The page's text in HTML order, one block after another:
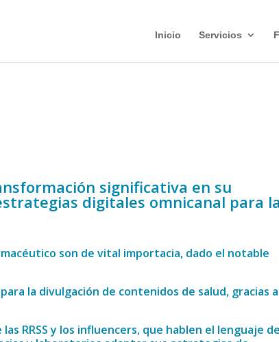
Inicio Servicios
significativa en su
digitales omnicanal para la
son de vital importacia, dado el notable
la divulgación de contenidos de salud, gracias
RRSS y los influencers, que hablen el lenguaje